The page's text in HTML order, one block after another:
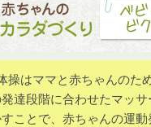
操はママと赤ちゃんのた
達段階に合わせたマッ
ことで、赤ちゃんの運